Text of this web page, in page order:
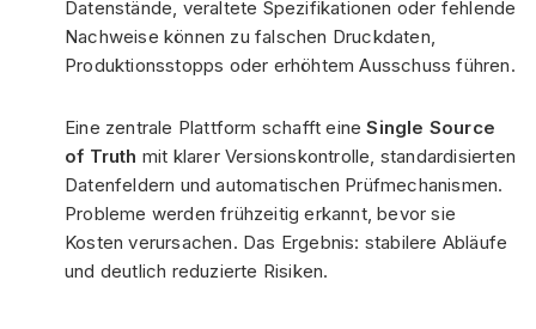
Datenstände, veraltete Spezifikationen oder fehlende
Nachweise können zu falschen Druckdaten,
Produktionsstopps oder erhöhtem Ausschuss führen.
Eine zentrale Plattform schafft eineSingle Source
of Truth mit klarer Versionskontrolle, standardisierten
Datenfeldern und automatischen Prüfmechanismen.
Probleme werden frühzeitig erkannt, bevor sie
Kosten verursachen. Das Ergebnis: stabilere Abläufe
und deutlich reduzierte Risiken.